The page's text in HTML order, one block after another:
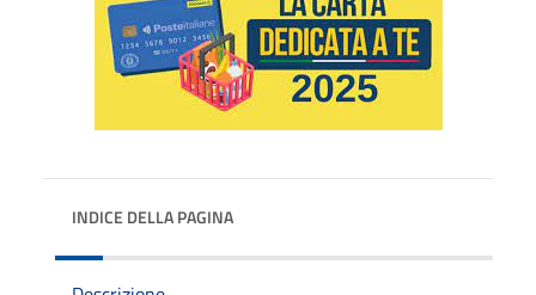
INDICE DELLA PAGINA